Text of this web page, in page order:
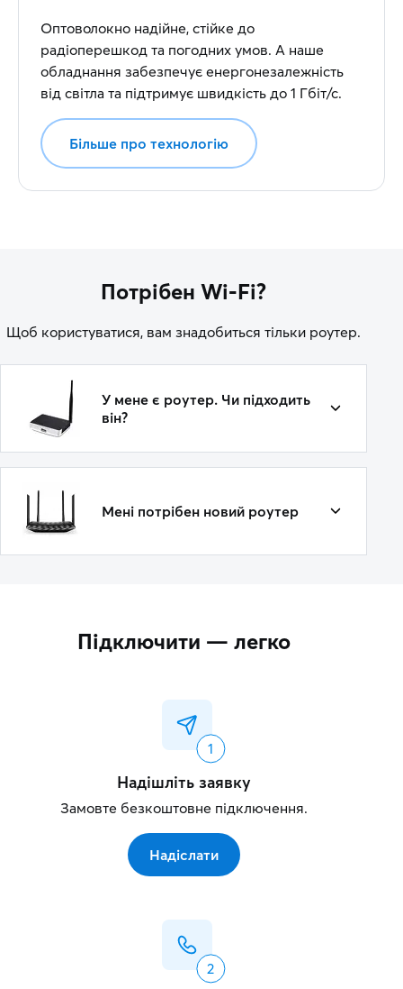
Оптоволокно надійне, стійке до
радіоперешкод та погодних умов. А наше
обладнання забезпечує енергонезалежність
від світла та підтримує швидкість до 1 Гбіт/с.
Більше про технологію
Потрібен Wi-Fi?
Щоб користуватися, вам знадобиться тільки роутер.
У мене є роутер. Чи підходить
він?
Мені потрібен новий роутер
Підключити — легко
Надішліть заявку
Замовте безкоштовне підключення.
Надіслати